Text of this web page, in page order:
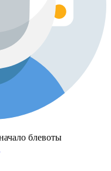
блевоты